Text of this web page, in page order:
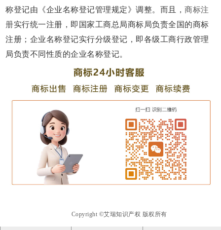
称登记由《企业名称登记管理规定》调整。而且，商标注
册实行统一注册，即国家工商总局商标局负责全国的商标
注册；企业名称登记实行分级登记，即各级工商行政管理
局负责不同性质的企业名称登记。
Copyright ©艾瑞知识产权 版权所有